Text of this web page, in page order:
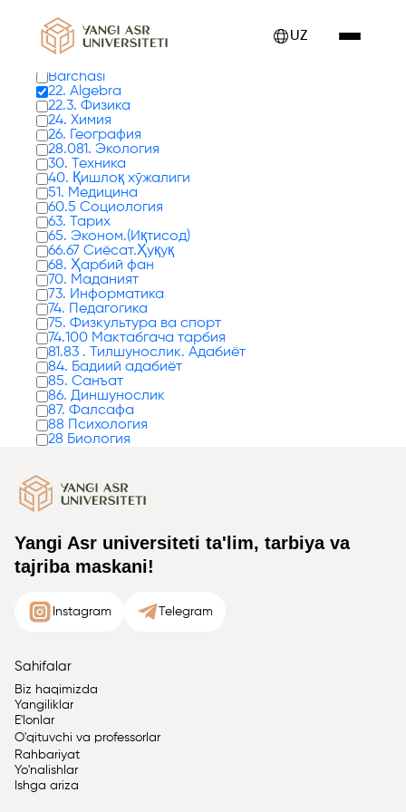
UZ
Barchasi
22. Algebra
22.3. Физика
24. Химия
26. География
28.081. Экология
30. Техника
40. Қишлоқ хўжалиги
51. Медицина
60.5 Социология
63. Тарих
65. Эконом.(Иқтисод)
66.67 Сиёсат.Ҳуқуқ
68. Ҳарбий фан
70. Маданият
73. Информатика
74. Педагогика
75. Физкультура ва спорт
74.100 Мактабгача тарбия
81.83 . Тилшунослик. Адабиёт
84. Бадиий адабиёт
85. Санъат
86. Диншунослик
87. Фалсафа
88 Психология
28 Биология
Yangi Asr universiteti ta'lim, tarbiya va
tajriba maskani!
Instagram Telegram
Sahifalar
Biz haqimizda
Yangiliklar
E'lonlar
O'qituvchi va professorlar
Rahbariyat
Yo'nalishlar
Ishga ariza